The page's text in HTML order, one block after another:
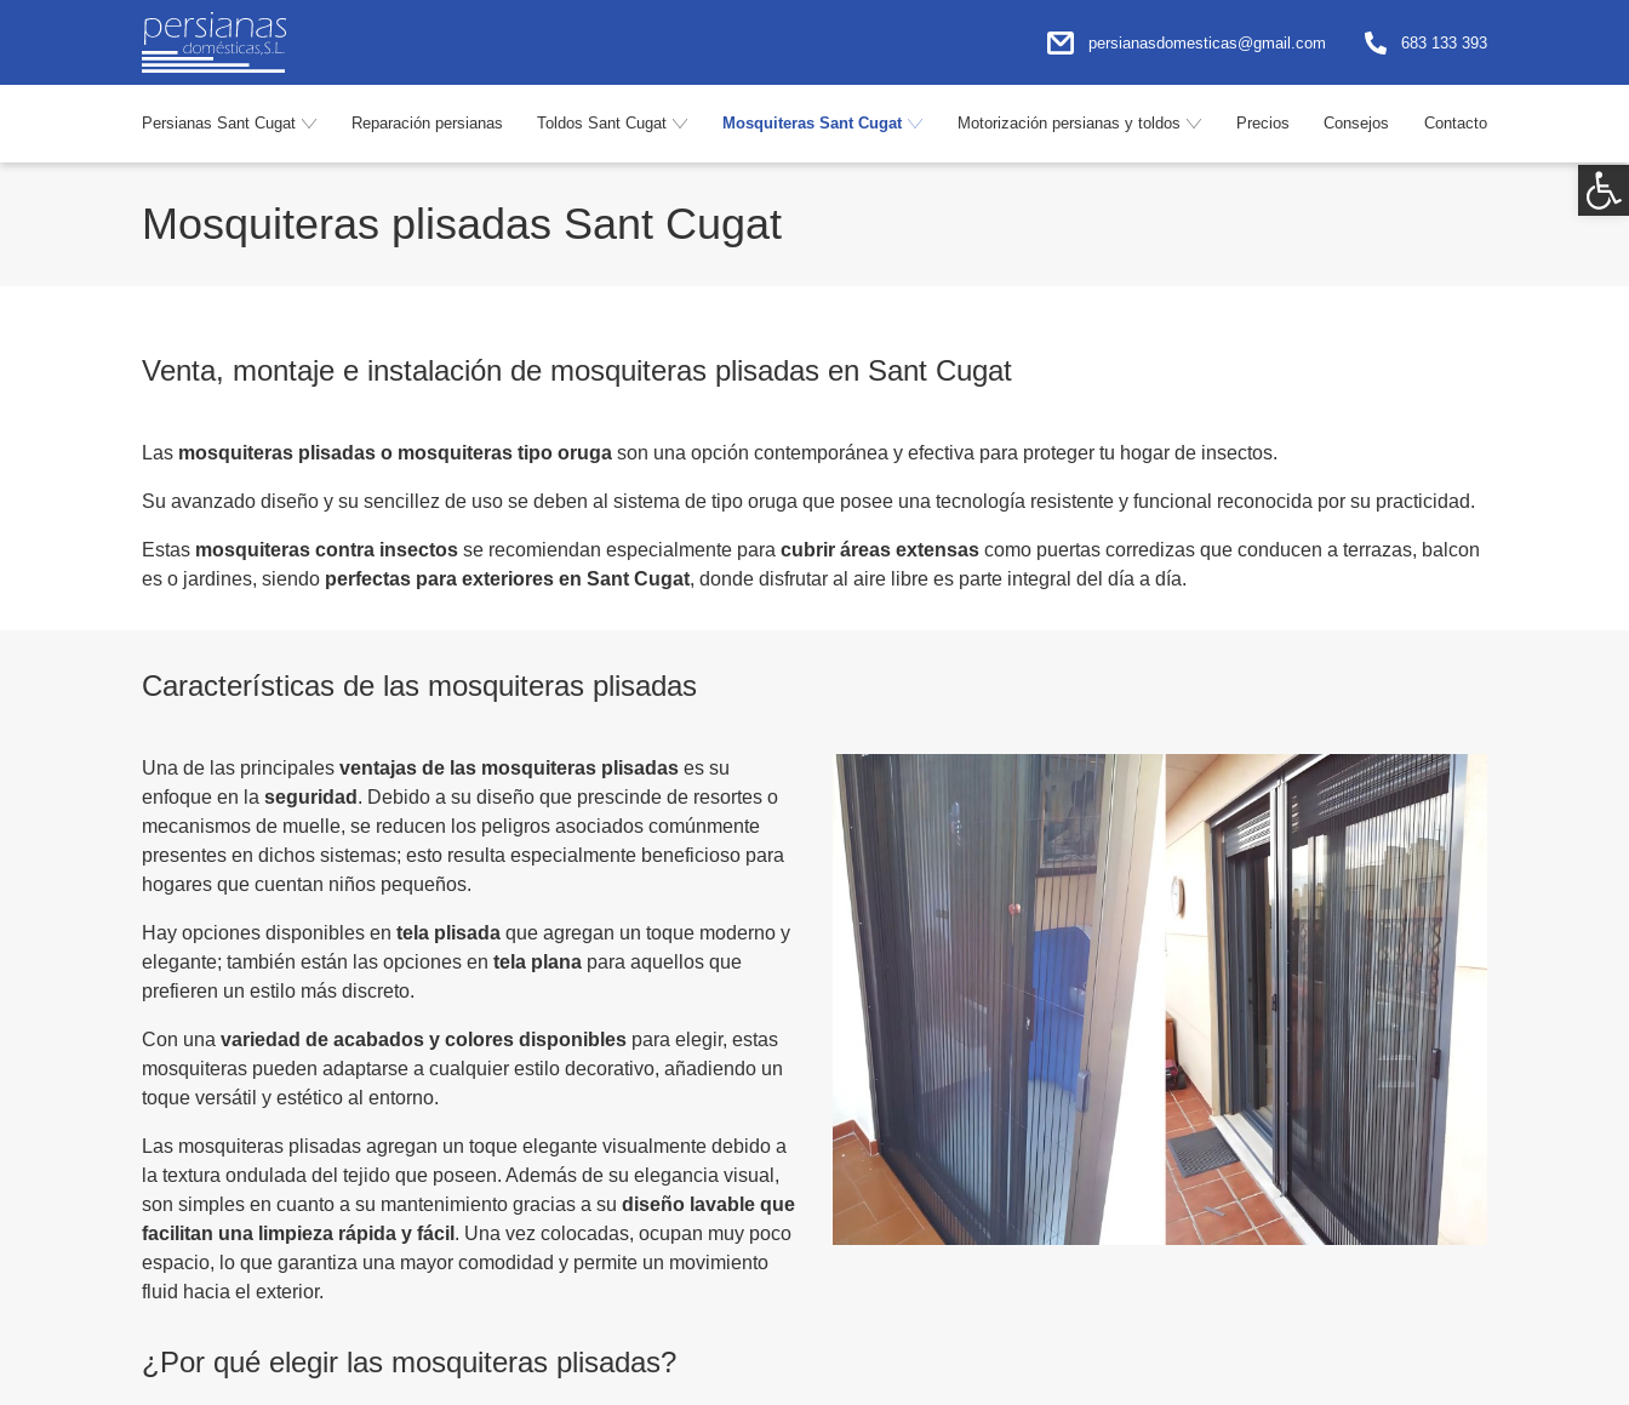
persianasdomesticas@gmail.com 683 133 393
Persianas Sant Cugat Reparación persianas Toldos Sant Cugat Mosquiteras Sant Cugat Motorización persianas y toldos Precios Consejos Contacto
Mosquiteras plisadas Sant Cugat
Venta, montaje e instalación de mosquiteras plisadas en Sant Cugat
Las mosquiteras plisadas o mosquiteras tipo oruga son una opción contemporánea y efectiva para proteger tu hogar de insectos.
Su avanzado diseño y su sencillez de uso se deben al sistema de tipo oruga que posee una tecnología resistente y funcional reconocida por su practicidad.
Estas mosquiteras contra insectos se recomiendan especialmente para cubrir áreas extensas como puertas corredizas que conducen a terrazas, balcon
es o jardines, siendo perfectas para exteriores en Sant Cugat, donde disfrutar al aire libre es parte integral del día a día.
Características de las mosquiteras plisadas
Una de las principales ventajas de las mosquiteras plisadas es su
enfoque en la seguridad . Debido a su diseño que prescinde de resortes o
mecanismos de muelle, se reducen los peligros asociados comúnmente
presentes en dichos sistemas; esto resulta especialmente beneficioso para
hogares que cuentan niños pequeños.
Hay opciones disponibles en tela plisada que agregan un toque moderno y
elegante; también están las opciones en tela plana para aquellos que
prefieren un estilo más discreto.
Con una variedad de acabados y colores disponibles para elegir, estas
mosquiteras pueden adaptarse a cualquier estilo decorativo, añadiendo un
toque versátil y estético al entorno.
Las mosquiteras plisadas agregan un toque elegante visualmente debido a
la textura ondulada del tejido que poseen. Además de su elegancia visual,
son simples en cuanto a su mantenimiento gracias a su diseño lavable que
facilitan una limpieza rápida y fácil . Una vez colocadas, ocupan muy poco
espacio, lo que garantiza una mayor comodidad y permite un movimiento
fluid hacia el exterior.
¿Por qué elegir las mosquiteras plisadas?